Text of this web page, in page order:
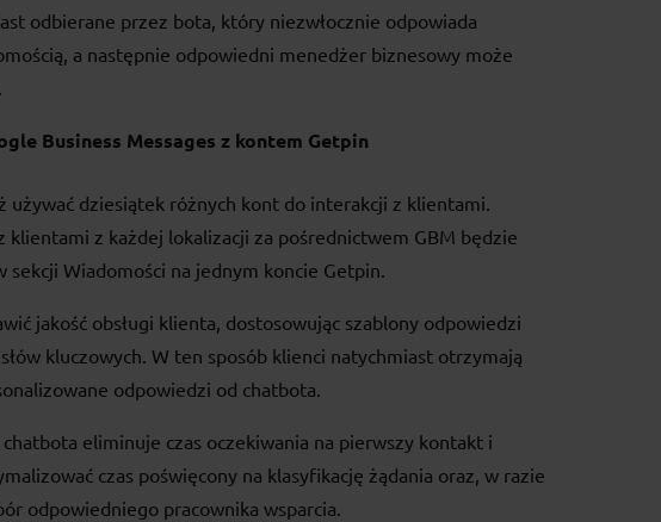
odbierane przez bota, który niezwłocznie odpowiada
a następnie odpowiedni menedżer biznesowy może
Business Messages z kontem Getpin
używać dziesiątek różnych kont do interakcji z klientami.
klientami z każdej lokalizacji za pośrednictwem GBM będzie
sekcji Wiadomości na jednym koncie Getpin.
jakość obsługi klienta, dostosowując szablony odpowiedzi
kluczowych. W ten sposób klienci natychmiast otrzymają
odpowiedzi od chatbota.
eliminuje czas oczekiwania na pierwszy kontakt i
czas poświęcony na klasyfikację żądania oraz, w razie
odpowiedniego pracownika wsparcia.